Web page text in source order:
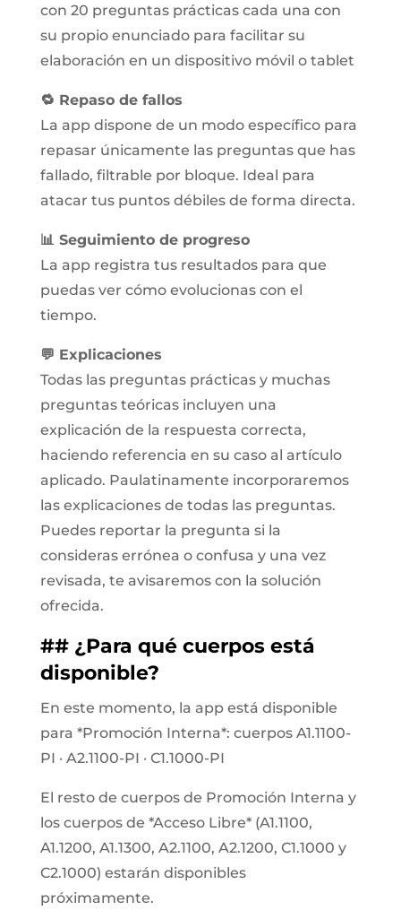
con 20 preguntas prácticas cada una con
su propio enunciado para facilitar su
elaboración en un dispositivo móvil o tablet
🔁 Repaso de fallos
La app dispone de un modo específico para
repasar únicamente las preguntas que has
fallado, filtrable por bloque. Ideal para
atacar tus puntos débiles de forma directa.
📊 Seguimiento de progreso
La app registra tus resultados para que
puedas ver cómo evolucionas con el
tiempo.
💬 Explicaciones
Todas las preguntas prácticas y muchas
preguntas teóricas incluyen una
explicación de la respuesta correcta,
haciendo referencia en su caso al artículo
aplicado. Paulatinamente incorporaremos
las explicaciones de todas las preguntas.
Puedes reportar la pregunta si la
consideras errónea o confusa y una vez
revisada, te avisaremos con la solución
ofrecida.
## ¿Para qué cuerpos está
disponible?
En este momento, la app está disponible
para *Promoción Interna*: cuerpos A1.1100-
PI · A2.1100-PI · C1.1000-PI
El resto de cuerpos de Promoción Interna y
los cuerpos de *Acceso Libre* (A1.1100,
A1.1200, A1.1300, A2.1100, A2.1200, C1.1000 y
C2.1000) estarán disponibles
próximamente.